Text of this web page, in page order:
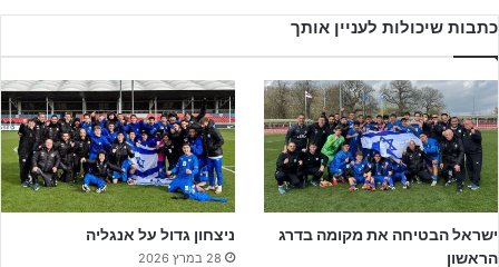
כתבות שיכולות לעניין אותך
ישראל הבטיחה את מקומה בדרג
הראשון
ניצחון גדול על אנגליה
28 במרץ 2026